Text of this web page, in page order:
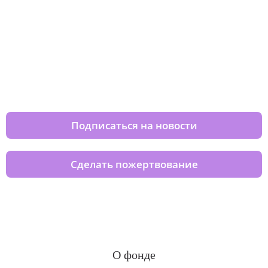
Подписаться на новости
Сделать пожертвование
О фонде